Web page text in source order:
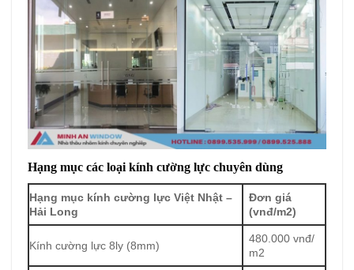
Hạng mục các loại kính cường lực chuyên dùng
Hạng mục kính cường lực Việt Nhật –
Hải Long
Đơn giá
(vnđ/m2)
Kính cường lực 8ly (8mm)
480.000 vnđ/
m2